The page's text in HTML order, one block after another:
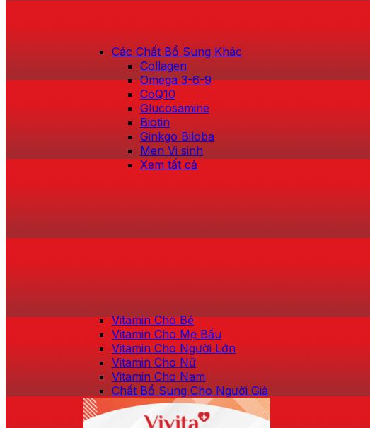
Các Chất Bổ Sung Khác
Collagen
Omega 3-6-9
CoQ10
Glucosamine
Biotin
Ginkgo Biloba
Men Vi sinh
Xem tất cả
Vitamin Cho Bé
Vitamin Cho Mẹ Bầu
Vitamin Cho Người Lớn
Vitamin Cho Nữ
Vitamin Cho Nam
Chất Bổ Sung Cho Người Già